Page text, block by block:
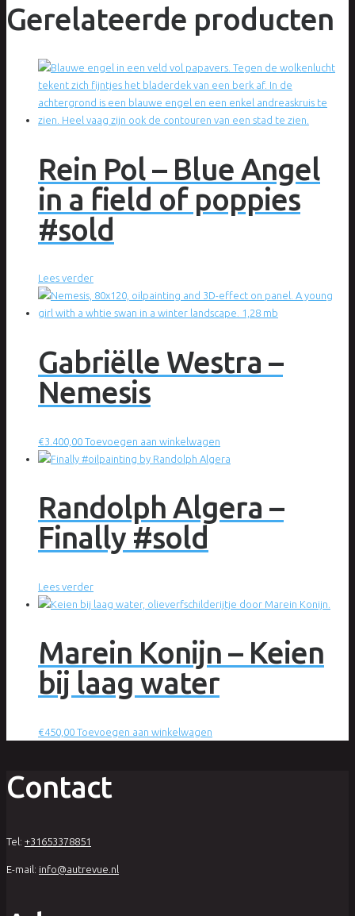
Gerelateerde producten
Rein Pol – Blue Angel
in a field of poppies
#sold
Lees verder
Gabriëlle Westra –
Nemesis
€3.400,00 Toevoegen aan winkelwagen
Randolph Algera –
Finally #sold
Lees verder
Marein Konijn – Keien
bij laag water
€450,00 Toevoegen aan winkelwagen
Contact
Tel: +31653378851
E-mail: info@autrevue.nl